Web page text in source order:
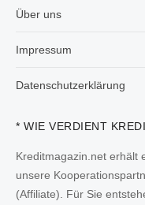
Über uns
Impressum
Datenschutzerklärung
* WIE VERDIENT
Kreditmagazin.net erhält
unsere
(Affiliate). Für Sie